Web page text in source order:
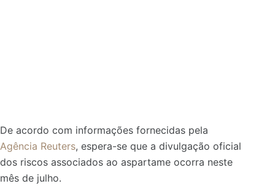
De acordo com informações fornecidas pela
Agência Reuters, espera-se que a divulgação oficial
dos riscos associados ao aspartame ocorra neste
mês de julho.